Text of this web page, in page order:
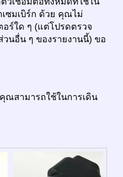
เซมเบิร์ก ด้วย คุณไม่
อร์ใด ๆ (แต่โปรดตรวจ
นอื่น ๆ ของรายงานนี้) ขอ
ณสามารถใช้ในการเดิน